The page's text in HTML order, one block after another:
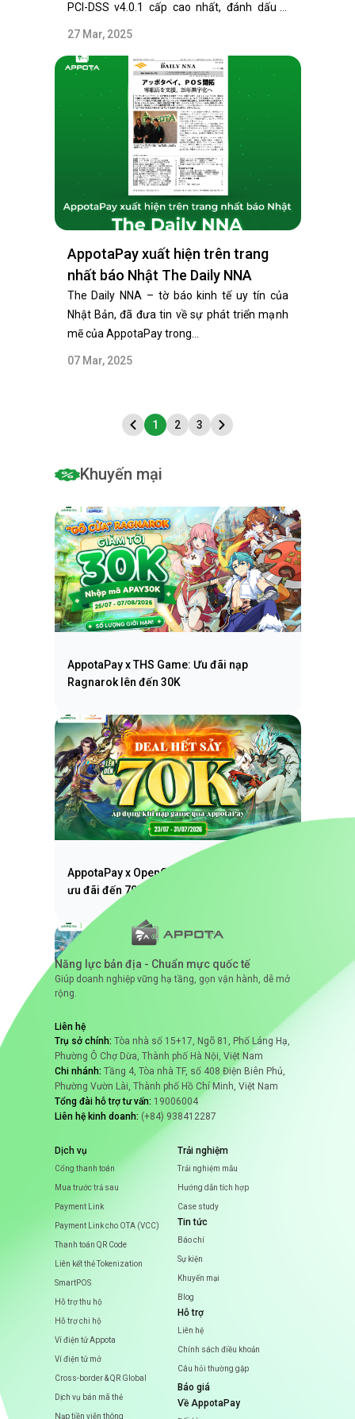
PCI-DSS v4.0.1 cấp cao nhất, đánh dấu 3
27 Mar, 2025
AppotaPay xuất hiện trên trang
nhất báo Nhật The Daily NNA
The Daily NNA – tờ báo kinh tế uy tín của
Nhật Bản, đã đưa tin về sự phát triển mạnh
mẽ của AppotaPay trong…
07 Mar, 2025
1 2 3
Khuyến mại
AppotaPay x THS Game: Ưu đãi nạp
Ragnarok lên đến 30K
AppotaPay x OpenGame: Nạp game nhận
ưu đãi đến 70K
AppotaPay x NovaGate: Nạp game nhận ưu
đãi đến 80K
Năng lực bản địa - Chuẩn mực quốc tế
Giúp doanh nghiệp vững hạ tầng, gọn vận hành, dễ mở
rộng.
Liên hệ
Trụ sở chính: Tòa nhà số 15+17, Ngõ 81, Phố Láng Hạ,
Phường Ô Chợ Dừa, Thành phố Hà Nội, Việt Nam
Chi nhánh: Tầng 4, Tòa nhà TF, số 408 Điện Biên Phủ,
Phường Vườn Lài, Thành phố Hồ Chí Minh, Việt Nam
Tổng đài hỗ trợ tư vấn: 19006004
Liên hệ kinh doanh: (+84) 938412287
Dịch vụ
Cổng thanh toán
Mua trước trả sau
Payment Link
Payment Link cho OTA (VCC)
Thanh toán QR Code
Liên kết thẻ Tokenization
SmartPOS
Hỗ trợ thu hộ
Hỗ trợ chi hộ
Ví điện tử Appota
Ví điện tử mở
Cross-border & QR Global
Dịch vụ bán mã thẻ
Nạp tiền viễn thông
Trải nghiệm
Trải nghiệm mẫu
Hướng dẫn tích hợp
Case study
Tin tức
Báo chí
Sự kiện
Khuyến mại
Blog
Hỗ trợ
Liên hệ
Chính sách điều khoản
Câu hỏi thường gặp
Báo giá
Về AppotaPay